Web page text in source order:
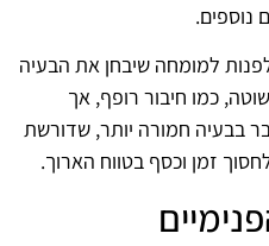
נוספים.
למומחה שיבחן את הבעיה
כמו חיבור רופף, אך
בבעיה חמורה יותר, שדורשת
זמן וכסף בטווח הארוך.